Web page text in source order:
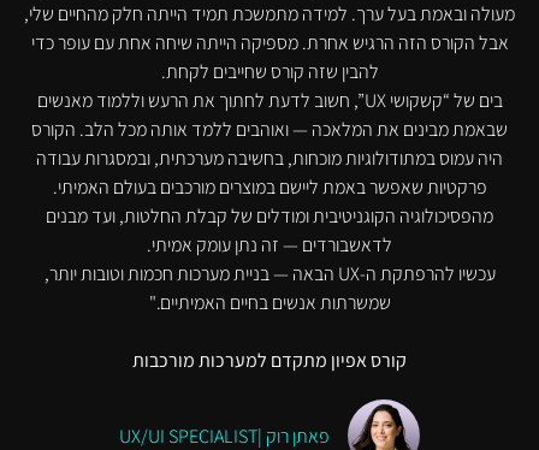
מעולה ובאמת בעל ערך. למידה מתמשכת תמיד הייתה חלק מהחיים שלי,
אבל הקורס הזה הרגיש אחרת. מספיקה הייתה שיחה אחת עם עופר כדי
להבין שזה קורס שחייבים לקחת.
בים של “קשקושי UX”, חשוב לדעת לחתוך את הרעש וללמוד מאנשים
שבאמת מבינים את המלאכה — ואוהבים ללמד אותה מכל הלב. הקורס
היה עמוס במתודולוגיות מוכחות, בחשיבה מערכתית, ובמסגרות עבודה
פרקטיות שאפשר באמת ליישם במוצרים מורכבים בעולם האמיתי.
מהפסיכולוגיה הקוגניטיבית ומודלים של קבלת החלטות, ועד מבנים
לדאשבורדים — זה נתן עומק אמיתי.
עכשיו להרפתקת ה-UX הבאה — בניית מערכות חכמות וטובות יותר,
שמשרתות אנשים בחיים האמיתיים."
קורס אפיון מתקדם למערכות מורכבות
פאתן רוק |UX/UI SPECIALIST